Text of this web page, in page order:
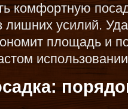
комфортную
усилий.
площадь и